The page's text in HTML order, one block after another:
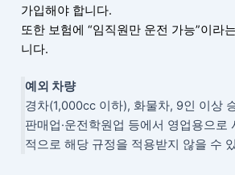
가입해야 합니다.
또한 보험에 “임직원만 운전 가능”이라
니다.
예외 차량
경차(1,000cc 이하), 화물차, 9인 이상
판매업·운전학원업 등에서 영업용으로
적으로 해당 규정을 적용받지 않을 수